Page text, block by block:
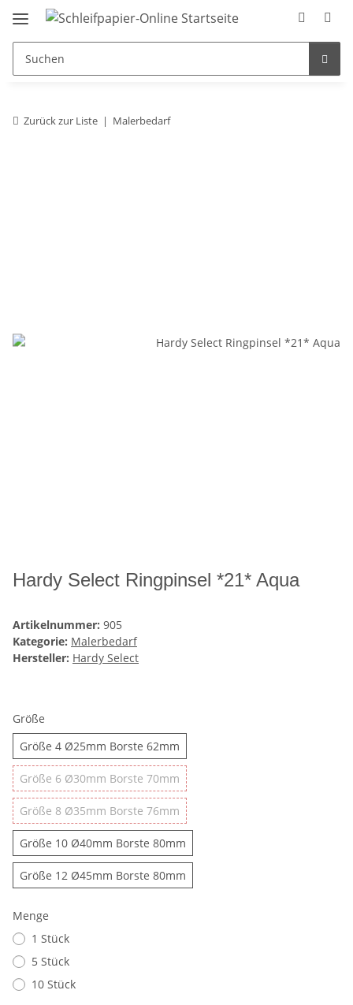
Zurück zur Liste Malerbedarf
Hardy Select Ringpinsel *21* Aqua
Artikelnummer: 905
Kategorie: Malerbedarf
Hersteller: Hardy Select
Größe
Größe 4 Ø25mm Borste 62mm
Größe 6 Ø30mm Borste 70mm Größe 6 Ø30mm Borste 70mm
Größe 8 Ø35mm Borste 76mm Größe 8 Ø35mm Borste 76mm
Größe 10 Ø40mm Borste 80mm
Größe 12 Ø45mm Borste 80mm
Menge
1 Stück
5 Stück
10 Stück